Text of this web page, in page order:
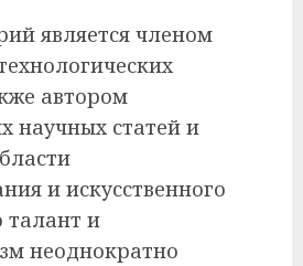
является членом
автором
научных статей и
и искусственного
талант и
неоднократно